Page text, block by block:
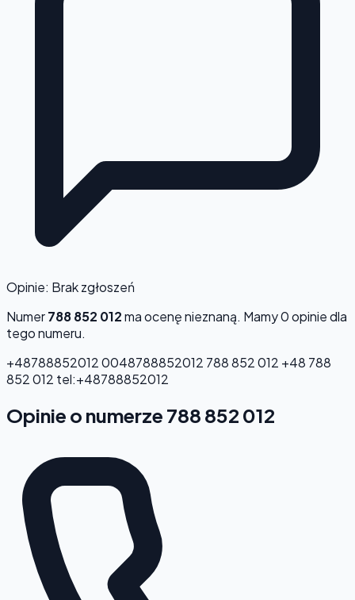
Opinie: Brak zgłoszeń
Numer788 852 012ma ocenęnieznaną. Mamy 0 opinie dla
tego numeru.
+487888520120048788852012 788 852 012 +48 788
852 012 tel:+48788852012
Opinie o numerze 788 852 012